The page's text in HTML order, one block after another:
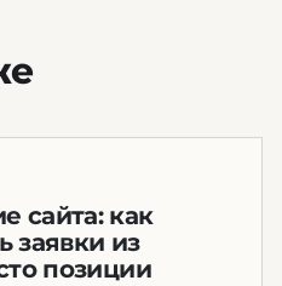
сайта: как
заявки из
позиции